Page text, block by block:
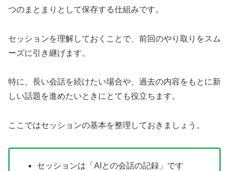
つのまとまりとして保存する仕組みです。
セッションを理解しておくことで、前回のやり取りをスム
ーズに引き継げます。
特に、長い会話を続けたい場合や、過去の内容をもとに新
しい話題を進めたいときにとても役立ちます。
ここではセッションの基本を整理しておきましょう。
セッションは「AIとの会話の記録」です